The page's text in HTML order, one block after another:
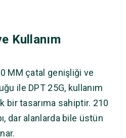
Kullanım
MM çatal genişliği ve
ile DPT 25G, kullanım
bir tasarıma sahiptir. 210
dar alanlarda bile üstün